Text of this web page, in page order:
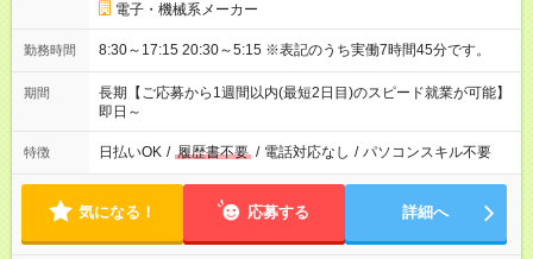
電子・機械系メーカー
勤務時間 8:30～17:15 20:30～5:15 ※表記のうち実働7時間45分です。
期間
長期【ご応募から1週間以内(最短2日目)のスピード就業が可能】
即日～
特徴 日払いOK / 履歴書不要 / 電話対応なし / パソコンスキル不要
気になる！ 応募する 詳細へ